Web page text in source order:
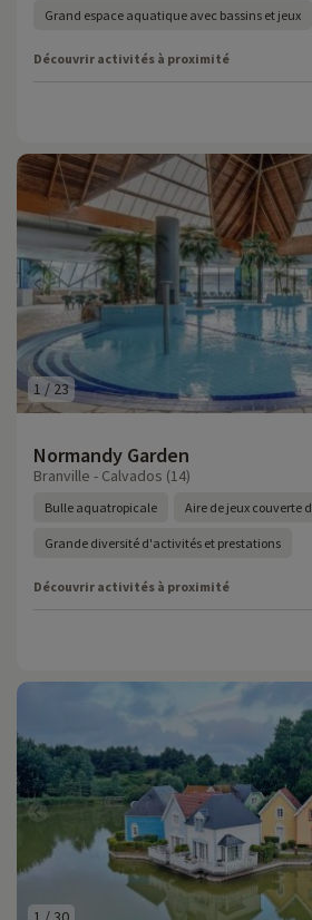
Grand espace aquatique avec bassins et jeux
Découvrir activités à proximité
1 / 23
Normandy Garden
Branville - Calvados (14)
Bulle aquatropicale Aire de jeux couverte
Grande diversité d'activités et prestations
Découvrir activités à proximité